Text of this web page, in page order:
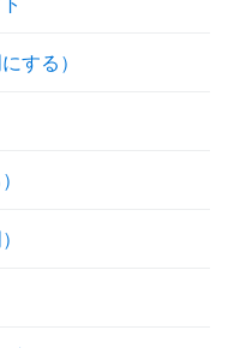
する）